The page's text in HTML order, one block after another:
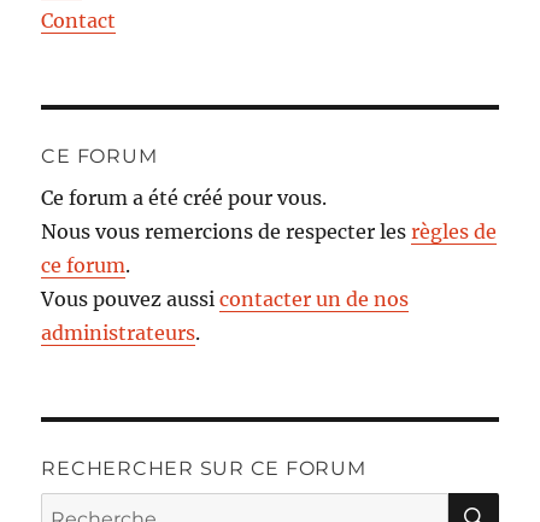
Contact
CE FORUM
Ce forum a été créé pour vous.
Nous vous remercions de respecter lesrègles de
ce forum.
Vous pouvez aussicontacter un de nos
administrateurs.
RECHERCHER SUR CE FORUM
Recherche